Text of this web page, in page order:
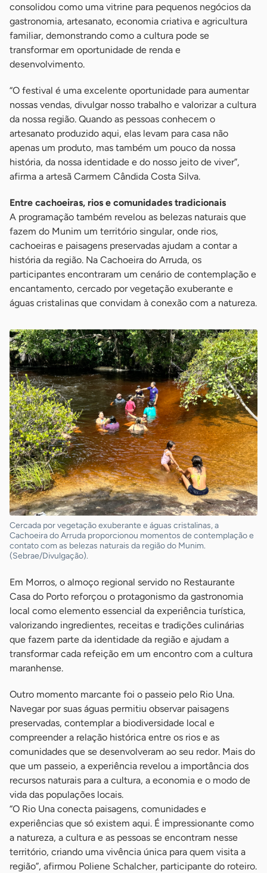
consolidou como uma vitrine para pequenos negócios da
gastronomia, artesanato, economia criativa e agricultura
familiar, demonstrando como a cultura pode se
transformar em oportunidade de renda e
desenvolvimento.
“O festival é uma excelente oportunidade para aumentar
nossas vendas, divulgar nosso trabalho e valorizar a cultura
da nossa região. Quando as pessoas conhecem o
artesanato produzido aqui, elas levam para casa não
apenas um produto, mas também um pouco da nossa
história, da nossa identidade e do nosso jeito de viver”,
afirma a artesã Carmem Cândida Costa Silva.
Entre cachoeiras, rios e comunidades tradicionais
A programação também revelou as belezas naturais que
fazem do Munim um território singular, onde rios,
cachoeiras e paisagens preservadas ajudam a contar a
história da região. Na Cachoeira do Arruda, os
participantes encontraram um cenário de contemplação e
encantamento, cercado por vegetação exuberante e
águas cristalinas que convidam à conexão com a natureza.
Cercada por vegetação exuberante e águas cristalinas, a
Cachoeira do Arruda proporcionou momentos de contemplação e
contato com as belezas naturais da região do Munim.
(Sebrae/Divulgação).
Em Morros, o almoço regional servido no Restaurante
Casa do Porto reforçou o protagonismo da gastronomia
local como elemento essencial da experiência turística,
valorizando ingredientes, receitas e tradições culinárias
que fazem parte da identidade da região e ajudam a
transformar cada refeição em um encontro com a cultura
maranhense.
Outro momento marcante foi o passeio pelo Rio Una.
Navegar por suas águas permitiu observar paisagens
preservadas, contemplar a biodiversidade local e
compreender a relação histórica entre os rios e as
comunidades que se desenvolveram ao seu redor. Mais do
que um passeio, a experiência revelou a importância dos
recursos naturais para a cultura, a economia e o modo de
vida das populações locais.
“O Rio Una conecta paisagens, comunidades e
experiências que só existem aqui. É impressionante como
a natureza, a cultura e as pessoas se encontram nesse
território, criando uma vivência única para quem visita a
região”, afirmou Poliene Schalcher, participante do roteiro.